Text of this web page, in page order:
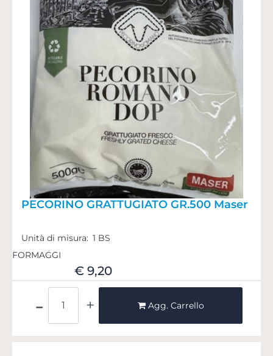
PECORINO GRATTUGIATO GR.500 Maser
Unità di misura: 1 BS
FORMAGGI
€ 9,20
Agg. Carrello